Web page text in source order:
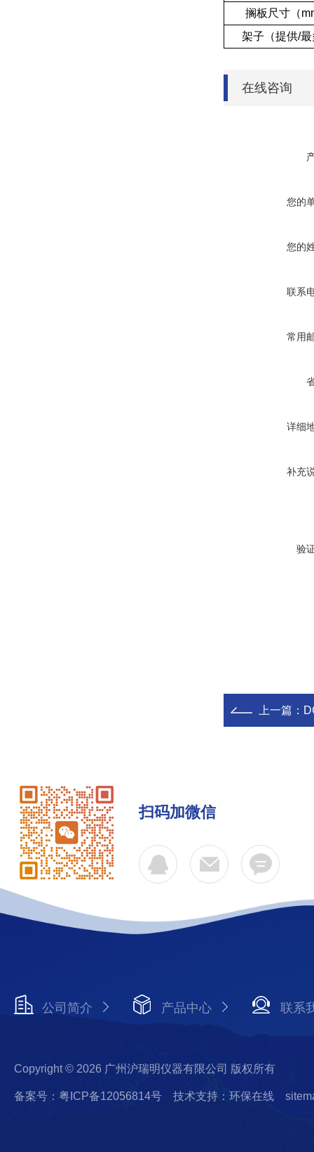
搁板尺寸（
架子（提供/最
在线咨询
您的
您的
联系
常用
详细
补充
验
上一篇：
扫码加微信
公司简介 产品中心 联系
Copyright © 2026 广州沪瑞明仪器有限公司 版权所有
备案号：粤ICP备12056814号 技术支持：环保在线